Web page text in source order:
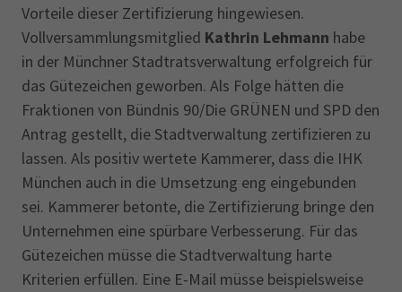
Vorteile dieser Zertifizierung hingewiesen.
Vollversammlungsmitglied Kathrin Lehmann habe
in der Münchner Stadtratsverwaltung erfolgreich für
das Gütezeichen geworben. Als Folge hätten die
Fraktionen von Bündnis 90/Die GRÜNEN und SPD den
Antrag gestellt, die Stadtverwaltung zertifizieren zu
lassen. Als positiv wertete Kammerer, dass die IHK
München auch in die Umsetzung eng eingebunden
sei. Kammerer betonte, die Zertifizierung bringe den
Unternehmen eine spürbare Verbesserung. Für das
Gütezeichen müsse die Stadtverwaltung harte
Kriterien erfüllen. Eine E-Mail müsse beispielsweise